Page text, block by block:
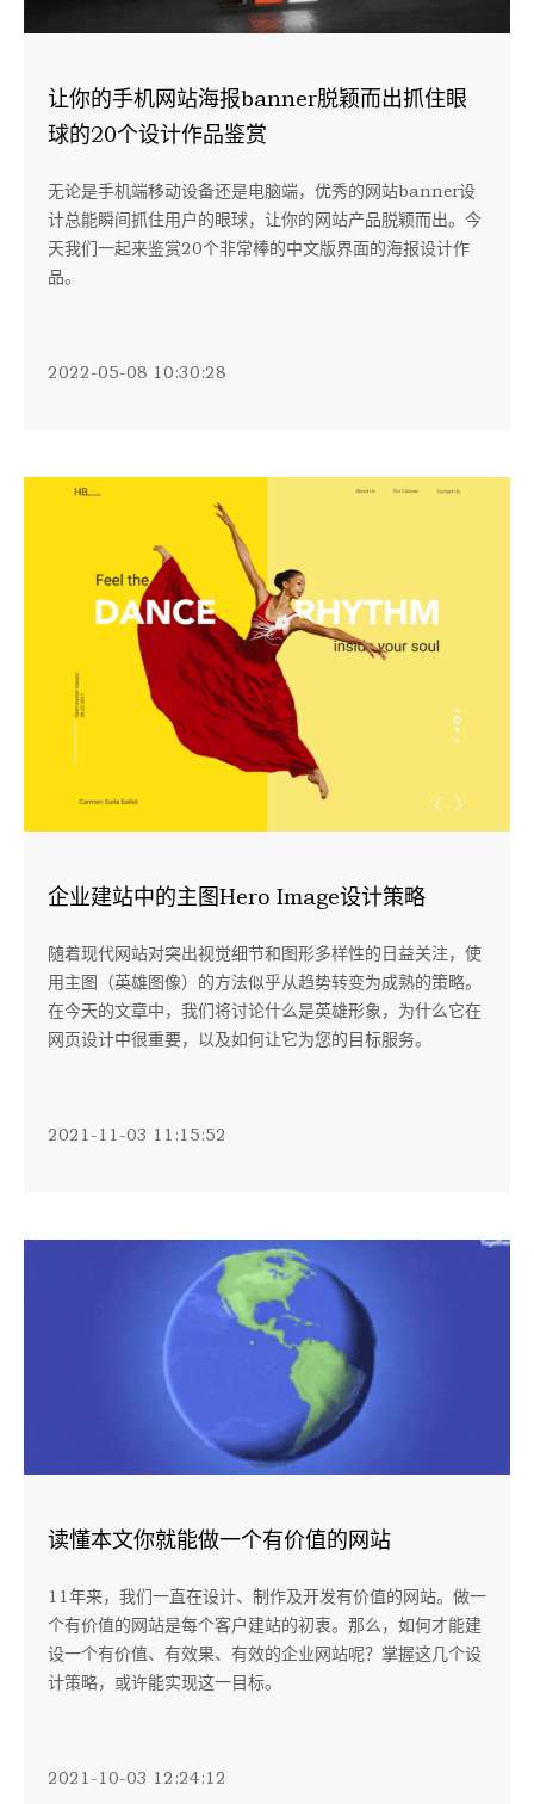
让你的手机网站海报banner脱颖而出抓住眼
球的20个设计作品鉴赏
无论是手机端移动设备还是电脑端，优秀的网站banner设
计总能瞬间抓住用户的眼球，让你的网站产品脱颖而出。今
天我们一起来鉴赏20个非常棒的中文版界面的海报设计作
品。
2022-05-08 10:30:28
企业建站中的主图Hero Image设计策略
随着现代网站对突出视觉细节和图形多样性的日益关注，使
用主图（英雄图像）的方法似乎从趋势转变为成熟的策略。
在今天的文章中，我们将讨论什么是英雄形象，为什么它在
网页设计中很重要，以及如何让它为您的目标服务。
2021-11-03 11:15:52
读懂本文你就能做一个有价值的网站
11年来，我们一直在设计、制作及开发有价值的网站。做一
个有价值的网站是每个客户建站的初衷。那么，如何才能建
设一个有价值、有效果、有效的企业网站呢？掌握这几个设
计策略，或许能实现这一目标。
2021-10-03 12:24:12